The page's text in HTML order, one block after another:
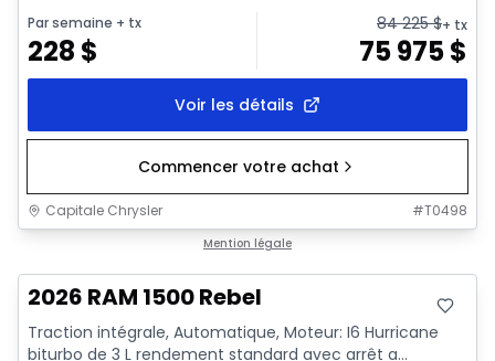
Par semaine + tx
228 $
84 225$+ tx
75 975$
Voir les détails
Commencer votre achat
Capitale Chrysler #T0498
Mention légale
2026 RAM 1500 Rebel
Traction intégrale, Automatique, Moteur: I6 Hurricane
biturbo de 3 L rendement standard avec arrêt a...